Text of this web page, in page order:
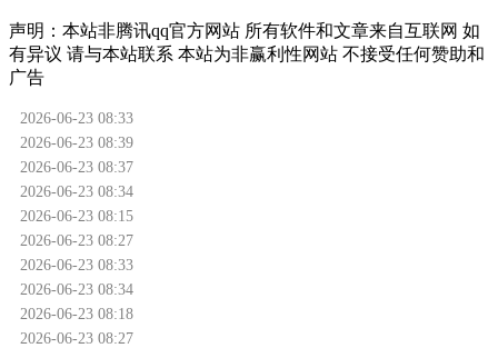
声明： 本站非腾讯qq官方网站 所有软件和文章来自互联网 如
有异议 请与本站联系 本站为非赢利性网站 不接受任何赞助和
广告
2026-06-23 08:33
2026-06-23 08:39
2026-06-23 08:37
2026-06-23 08:34
2026-06-23 08:15
2026-06-23 08:27
2026-06-23 08:33
2026-06-23 08:34
2026-06-23 08:18
2026-06-23 08:27